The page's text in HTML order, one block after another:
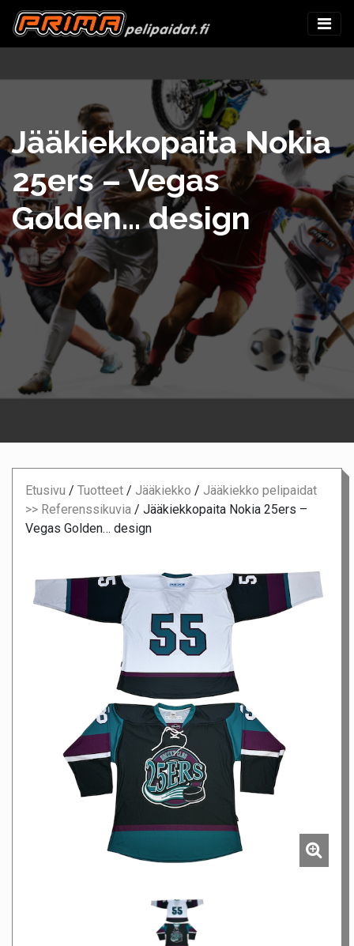
Jääkiekkopaita Nokia
25ers – Vegas
Golden… design
Etusivu / Tuotteet / Jääkiekko / Jääkiekko pelipaidat
>> Referenssikuvia / Jääkiekkopaita Nokia 25ers –
Vegas Golden… design